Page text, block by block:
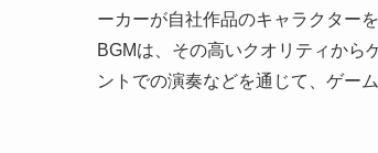
ーカーが自社作品のキャラクター
BGMは、その高いクオリティから
ントでの演奏などを通じて、ゲー